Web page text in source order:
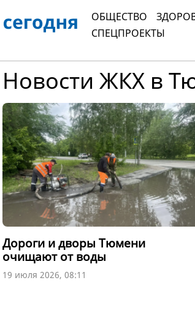
ОБЩЕСТВО
СПЕЦПРОЕКТЫ
Новости ЖКХ в
Дороги и дворы Тюмени
очищают от воды
19 июля 2026, 08:11